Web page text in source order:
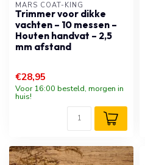
MARS COAT-KING
Trimmer voor dikke
vachten – 10 messen –
Houten handvat – 2,5
mm afstand
€28,95
Voor 16:00 besteld, morgen in
huis!